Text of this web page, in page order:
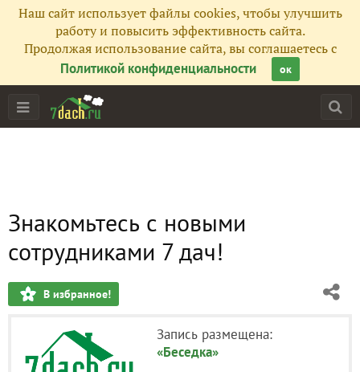
Наш сайт использует файлы cookies, чтобы улучшить
работу и повысить эффективность сайта.
Продолжая использование сайта, вы соглашаетесь с
Политикой конфиденциальности
ок
Знакомьтесь с новыми
сотрудниками 7 дач!
В избранное!
Запись размещена:
«Беседка»